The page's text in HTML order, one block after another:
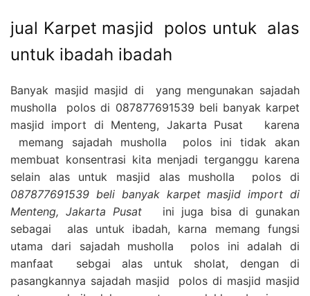
jual Karpet masjid polos untuk alas
untuk ibadah ibadah
Banyak masjid masjid di yang mengunakan sajadah
musholla polos di 087877691539 beli banyak karpet
masjid import di Menteng, Jakarta Pusat karena
memang sajadah musholla polos ini tidak akan
membuat konsentrasi kita menjadi terganggu karena
selain alas untuk masjid alas musholla polos di
087877691539 beli banyak karpet masjid import di
Menteng, Jakarta Pusat
ini juga bisa di gunakan
sebagai alas untuk ibadah, karna memang fungsi
utama dari sajadah musholla polos ini adalah di
manfaat sebgai alas untuk sholat, dengan di
pasangkannya sajadah masjid polos di masjid masjid